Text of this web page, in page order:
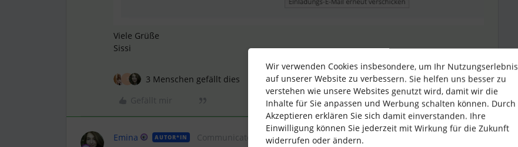
Viele Grüße
Sissi
3 Menschen gefällt dies
Emina AUTOR*IN Communicator
Wir verwenden Cookies insbesondere, um Ihr Nutzungserlebnis
auf unserer Website zu verbessern. Sie helfen uns besser zu
verstehen wie unsere Websites genutzt wird, damit wir die
Inhalte für Sie anpassen und Werbung schalten können. Durch
Akzeptieren erklären Sie sich damit einverstanden. Ihre
Einwilligung können Sie jederzeit mit Wirkung für die Zukunft
widerrufen oder ändern.